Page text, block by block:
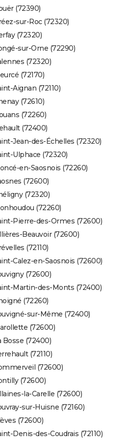
(72390)
sur-Roc (72320)
(72320)
sur-Orne (72290)
(72320)
(72170)
Aignan (72110)
(72610)
(72260)
(72400)
Jean-des-Échelles (72320)
Ulphace (72320)
en-Saosnois (72260)
(72600)
(72320)
(72260)
Pierre-des-Ormes (72600)
Beauvoir (72600)
(72110)
Calez-en-Saosnois (72600)
(72600)
Martin-des-Monts (72400)
(72260)
sur-Même (72400)
(72600)
Bosse (72400)
(72110)
(72600)
(72600)
la-Carelle (72600)
sur-Huisne (72160)
(72600)
Denis-des-Coudrais (72110)